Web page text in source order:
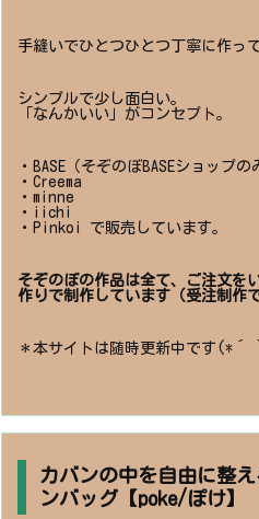
手縫いでひとつひとつ丁寧に作っ
シンプルで少し面白い。
「なんかいい」がコンセプト。
・BASE（そぞのぼBASEショップの
・Creema
・minne
・iichi
・Pinkoi で販売しています。
そぞのぼの作品は全て、ご注文を
作りで制作しています（受注制作
＊本サイトは随時更新中です(*´
カバンの中を自由に整
ンバッグ【poke/ぽけ】